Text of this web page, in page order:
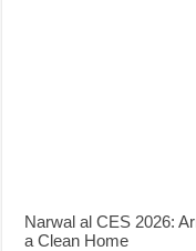
Narwal al CES 2026:
a Clean Home